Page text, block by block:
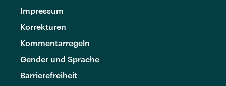
Impressum
Korrekturen
Kommentarregeln
Gender und Sprache
Barrierefreiheit